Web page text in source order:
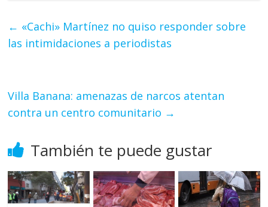
← «Cachi» Martínez no quiso responder sobre
las intimidaciones a periodistas
Villa Banana: amenazas de narcos atentan
contra un centro comunitario →
También te puede gustar